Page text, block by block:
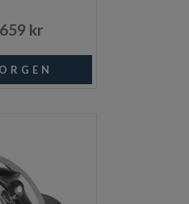
kr
Beställningsvara